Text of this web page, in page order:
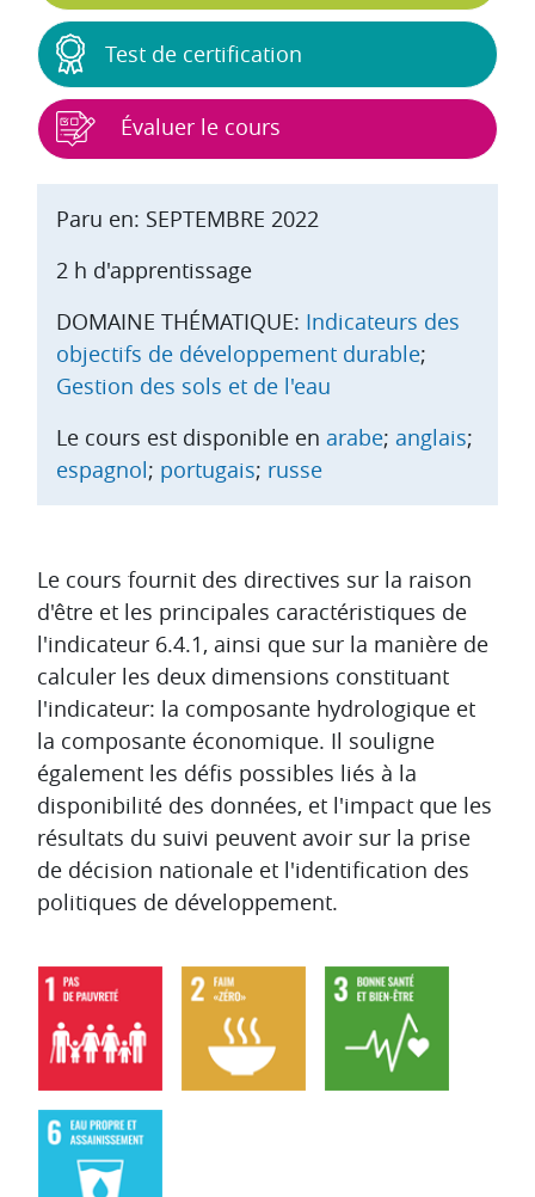
Aperçu des sections
Le cours fournit des directives sur la raison
d'être et les principales caractéristiques de
l'indicateur 6.4.1, ainsi que sur la manière de
calculer les deux dimensions constituant
l'indicateur: la composante hydrologique et
la composante économique. Il souligne
également les défis possibles liés à la
disponibilité des données, et l'impact que les
résultats du suivi peuvent avoir sur la prise
de décision nationale et l'identification des
politiques de développement.
Paru en: SEPTEMBRE 2022
2 h d'apprentissage
DOMAINE THÉMATIQUE: Indicateurs des
objectifs de développement durable;
Gestion des sols et de l'eau
Le cours est disponible en arabe; anglais;
espagnol; portugais; russe
Test de certification
Évaluer le cours